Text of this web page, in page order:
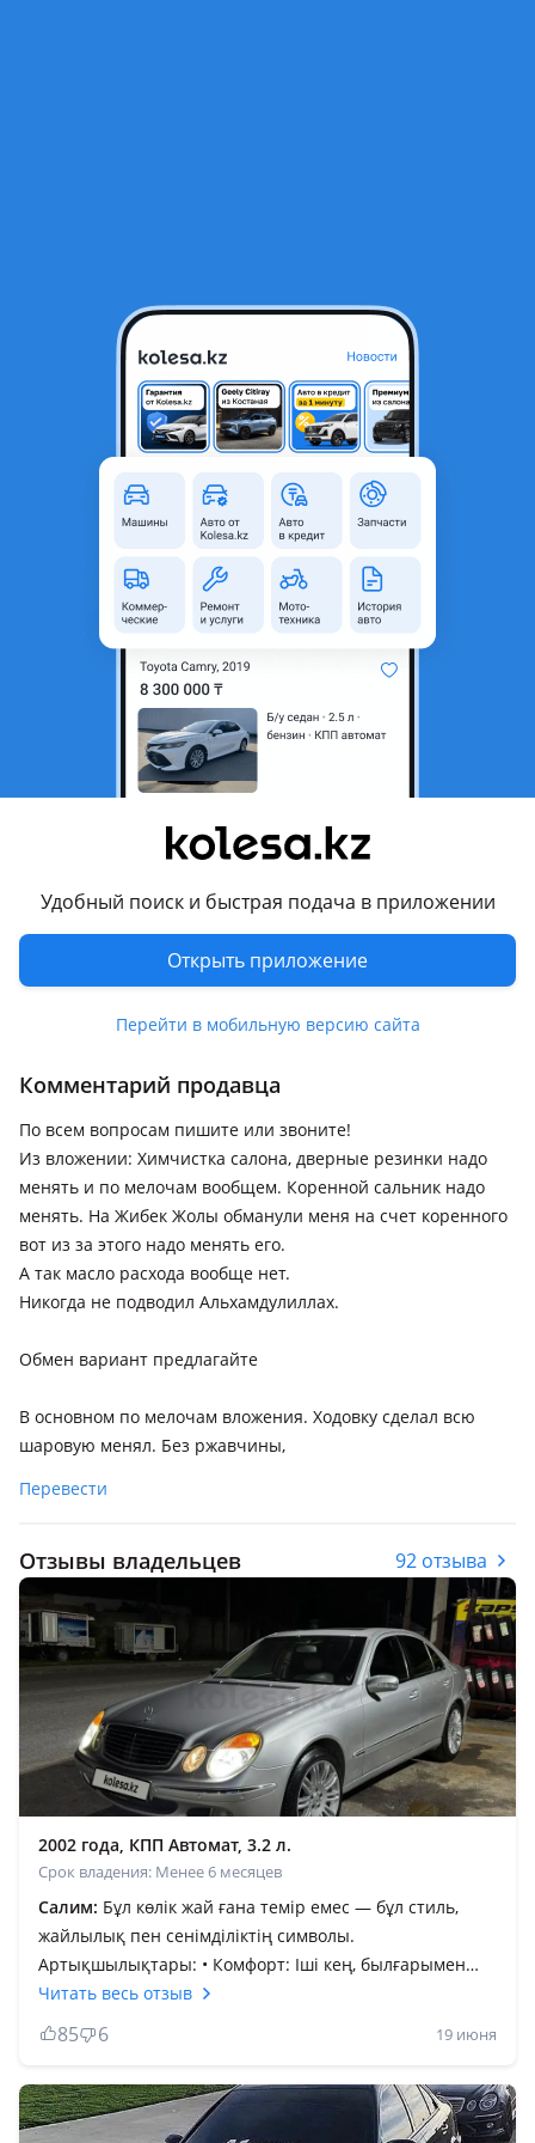
Удобный поиск и быстрая подача в приложении
Открыть приложение
Перейти в мобильную версию сайта
Mercedes-Benz E 320 2002 года
Объявление находится в архиве и может быть
Алматы, Алматинская
2002 - 2006 W211/S211
Седан
Объем двигателя, л
Коробка передач
Задний привод
Цвет
черный
Растаможен в Казахстане
Комментарий продавца
По всем вопросам пишите или звоните!
Из вложении: Химчистка салона, дверные резинки надо
менять и по мелочам вообщем. Коренной сальник надо
менять. На Жибек Жолы обманули меня на счет коренного
вот из за этого надо менять его.
А так масло расхода вообще нет.
Никогда не подводил Альхамдулиллах.
Обмен вариант предлагайте
В основном по мелочам вложения. Ходовку сделал всю
шаровую менял. Без ржавчины,
Перевести
Отзывы владельцев 92 отзыва
2002 года, КПП Автомат, 3.2 л.
Срок владения: Менее 6 месяцев
Салим: Бұл көлік жай ғана темір емес — бұл стиль,
жайлылық пен сенімділіктің символы.
Артықшылықтары: • Комфорт: Іші кең, былғарымен
қапталған орындықтары өте ыңғайлы. Ұзақ жолда
шаршамайсың. • Жүріс сапасы: Жолда өте жұмсақ
жүреді, ямаларды сезбей кетесің. Жүргенде қалқып
жүргендей әсер аласың. • Көркі: Классика мен
беделділіктің нақты үлгісі. Қарапайым емес, ерекше. •
Қауіпсіздік: Неміс сапасы — әр детальда сенімділік
Читать весь отзыв
85 6 19 июня